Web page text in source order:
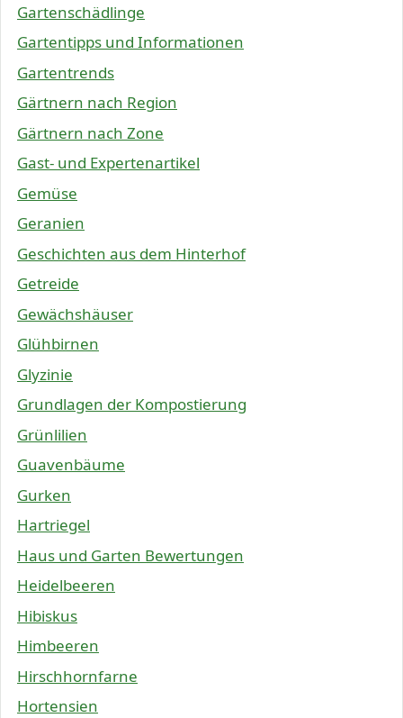
Gartenschädlinge
Gartentipps und Informationen
Gartentrends
Gärtnern nach Region
Gärtnern nach Zone
Gast- und Expertenartikel
Gemüse
Geranien
Geschichten aus dem Hinterhof
Getreide
Gewächshäuser
Glühbirnen
Glyzinie
Grundlagen der Kompostierung
Grünlilien
Guavenbäume
Gurken
Hartriegel
Haus und Garten Bewertungen
Heidelbeeren
Hibiskus
Himbeeren
Hirschhornfarne
Hortensien